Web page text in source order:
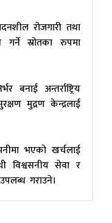
रोजगारी तथा
गर्ने स्रोतका रुपमा
बनाई अन्तर्राष्ट्रिय
मुद्रण केन्द्रलाई
भएको खर्चलाई
विश्वसनीय सेवा र
गराउने।